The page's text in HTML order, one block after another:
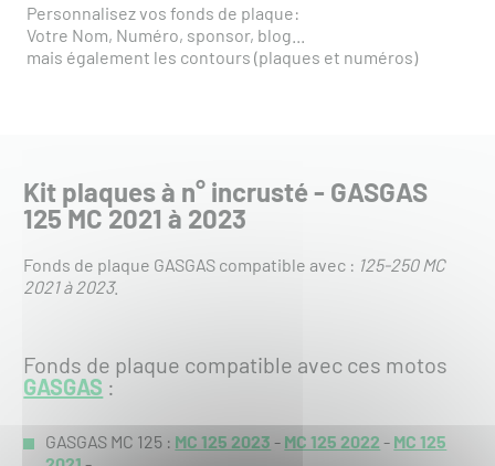
Personnalisez vos fonds de plaque:
Votre Nom, Numéro, sponsor, blog...
mais également les contours (plaques et numéros)
Kit plaques à n° incrusté - GASGAS
125 MC 2021 à 2023
Fonds de plaque GASGAS compatible avec : 125-250 MC
2021 à 2023.
Fonds de plaque compatible avec ces motos
GASGAS :
GASGAS MC 125 : MC 125 2023 - MC 125 2022 - MC 125